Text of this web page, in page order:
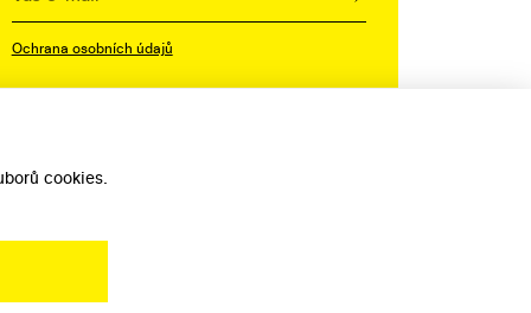
Ochrana osobních údajů
cookies.